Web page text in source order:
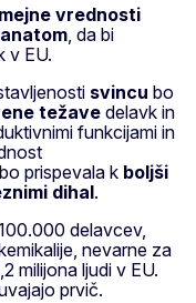
vrednosti
, da bi
v EU.
svincu bo
težave delavk in
funkcijami in
prispevala k boljši
dihal.
delavcev,
nevarne za
milijona ljudi v EU.
prvič.